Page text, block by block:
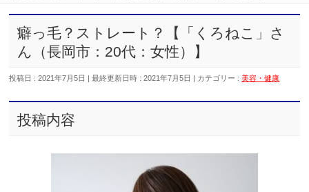
癖っ毛？ストレート？【「くろねこ」さ
ん（長岡市：20代：女性）】
投稿日 : 2021年7月5日 最終更新日時 : 2021年7月5日 カテゴリー :美容・健康
投稿内容